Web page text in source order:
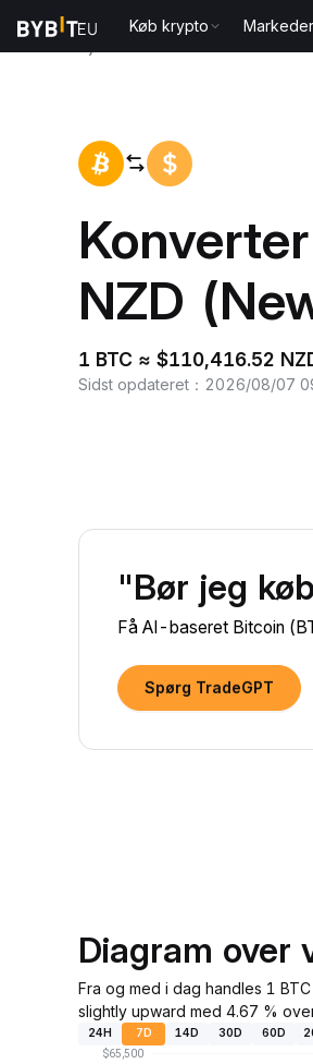
Køb krypto Markeder
NZD
1 BTC ≈ $110,416.52
Sidst opdateret ： 2026/08/07
"Bør jeg
Få AI-baseret Bitcoin
Spørg TradeGPT
Diagram over
Fra og med i dag handles 1
slightly upward med 4.67 %
24H 7D 14D 30D 60D